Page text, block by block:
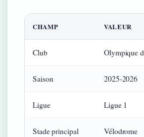
CHAMP VALEUR
Club Olympique
Saison 2025-2026
Ligue Ligue 1
Stade principal Vélodrome